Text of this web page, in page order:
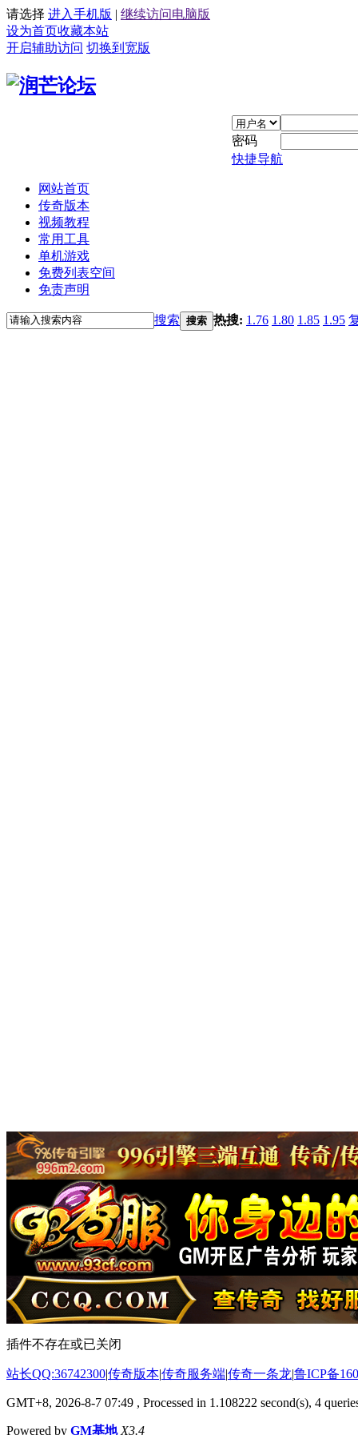
请选择 进入手机版 | 继续访问电脑版
设为首页收藏本站
开启辅助访问 切换到宽版
密码
快捷导航
网站首页
传奇版本
视频教程
常用工具
单机游戏
免费列表空间
免责声明
搜索 搜索 热搜: 1.76 1.80 1.85 1.95
插件不存在或已关闭
站长QQ:36742300|传奇版本|传奇服务端|传奇一条龙|鲁ICP备
GMT+8, 2026-8-7 07:49 , Processed in 1.108222 second(s), 4
Powered by GM基地 X3.4